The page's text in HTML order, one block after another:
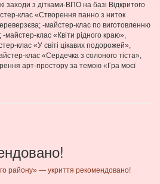
заходи з дітками-ВПО на базі Відкритого
клас «Створення панно з ниток
-майстер-клас по виготовленню
-майстер-клас «Квіти рідного краю»,
клас «У світі цікавих подорожей»,
клас «Сердечка з солоного тіста»,
арт-простору за темою «Гра моєї
району» — укриття рекомендовано!